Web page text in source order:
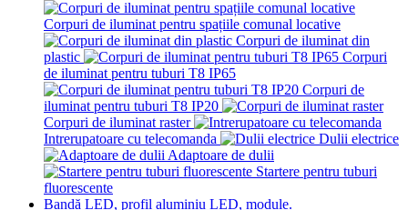
Corpuri de iluminat pentru spațiile comunal locative
Corpuri de iluminat din
plastic
Corpuri
de iluminat pentru tuburi T8 IP65
Corpuri de
iluminat pentru tuburi T8 IP20
Corpuri de iluminat raster
Intrerupatoare cu telecomanda
Dulii electrice
Adaptoare de dulii
Startere pentru tuburi
fluorescente
Bandă LED, profil aluminiu LED, module.